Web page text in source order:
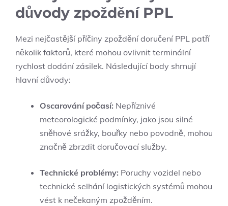
důvody zpoždění PPL
Mezi nejčastější příčiny zpoždění doručení PPL patří
několik faktorů, které mohou ovlivnit terminální
rychlost dodání zásilek. Následující body shrnují
hlavní důvody:
Oscarování počasí: Nepříznivé
meteorologické podmínky, jako jsou silné
sněhové srážky, bouřky nebo povodně, mohou
značně zbrzdit doručovací služby.
Technické problémy: Poruchy vozidel nebo
technické selhání logistických systémů mohou
vést k nečekaným zpožděním.